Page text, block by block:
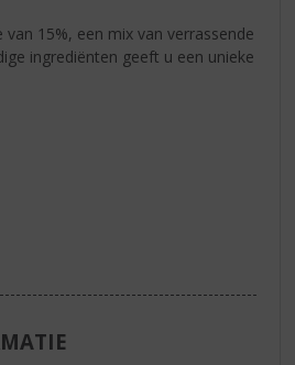
van 15%, een mix van verrassende
ingrediënten geeft u een unieke